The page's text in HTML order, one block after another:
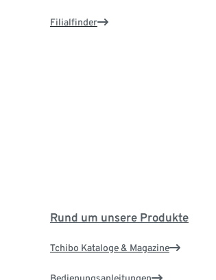
Filialfinder
Rund um unsere Produkte
Tchibo Kataloge & Magazine